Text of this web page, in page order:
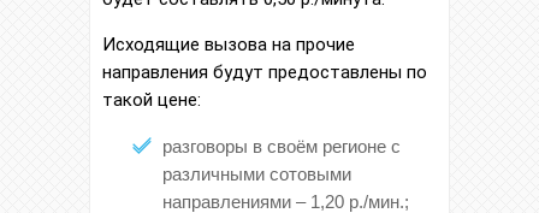
Исходящие вызова на прочие
направления будут предоставлены по
такой цене:
разговоры в своём регионе с
различными сотовыми
направлениями – 1,20 р./мин.;